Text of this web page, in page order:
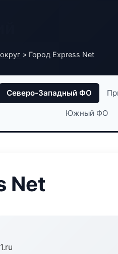
» Город Express Net
Северо-Западный ФО
Южный ФО
Net